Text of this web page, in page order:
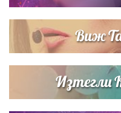
Виж
Изтегли